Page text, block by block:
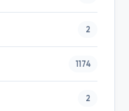
2
1174
2